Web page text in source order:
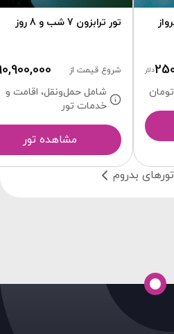
با پرواز
دلار
تومان
تور ترابزون 7 شب و 8 روز
شروع قیمت از
شامل حمل‌ونقل، اقامت و
خدمات تور
مشاهده تور
بدروم